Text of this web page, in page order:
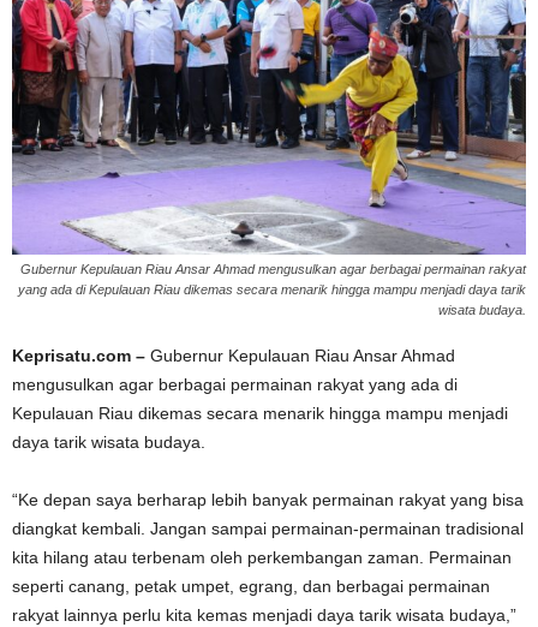
Gubernur Kepulauan Riau Ansar Ahmad mengusulkan agar berbagai permainan rakyat
yang ada di Kepulauan Riau dikemas secara menarik hingga mampu menjadi daya tarik
wisata budaya.
Keprisatu.com – Gubernur Kepulauan Riau Ansar Ahmad
mengusulkan agar berbagai permainan rakyat yang ada di
Kepulauan Riau dikemas secara menarik hingga mampu menjadi
daya tarik wisata budaya.
“Ke depan saya berharap lebih banyak permainan rakyat yang bisa
diangkat kembali. Jangan sampai permainan-permainan tradisional
kita hilang atau terbenam oleh perkembangan zaman. Permainan
seperti canang, petak umpet, egrang, dan berbagai permainan
rakyat lainnya perlu kita kemas menjadi daya tarik wisata budaya,”